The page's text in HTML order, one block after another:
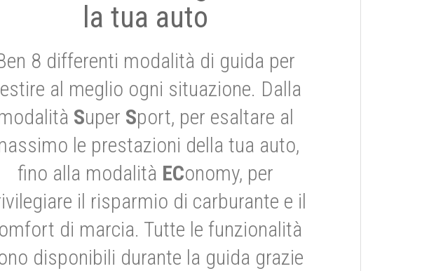
la tua auto
8 differenti modalità di guida per
al meglio ogni situazione. Dalla
Super Sport, per esaltare al
le prestazioni della tua auto,
fino alla modalità EConomy, per
il risparmio di carburante e il
di marcia. Tutte le funzionalità
disponibili durante la guida grazie